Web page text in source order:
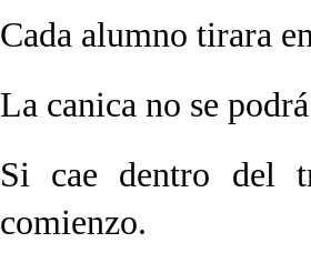
Cada alumno tirara
La canica no se
Si cae dentro del
comienzo.